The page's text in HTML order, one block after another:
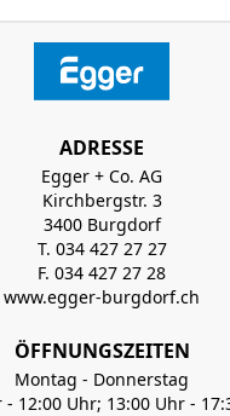
ADRESSE
Egger + Co. AG
Kirchbergstr. 3
3400 Burgdorf
T. 034 427 27 27
F. 034 427 27 28
www.egger-burgdorf.ch
ÖFFNUNGSZEITEN
Montag - Donnerstag
- 12:00 Uhr; 13:00 Uhr -